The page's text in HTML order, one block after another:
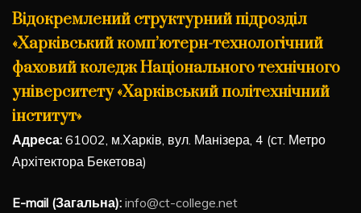
Відокремлений структурний підрозділ
«Харківський комп’ютерн-технологічний
фаховий коледж Національного технічного
університету «Харківський політехнічний
інститут»
Адреса: 61002, м.Харків, вул. Манізера, 4 (ст. Метро
Архітектора Бекетова)
E-mail (Загальна): info@ct-college.net